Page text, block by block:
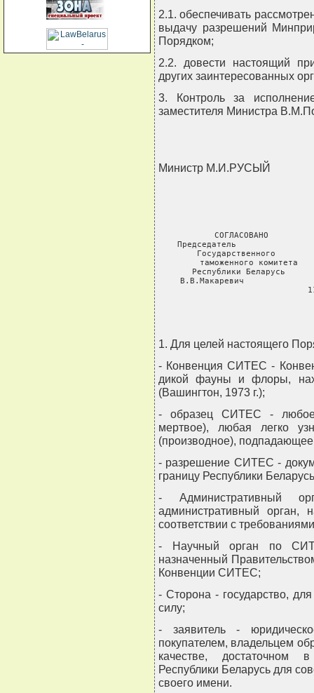
2.1. обеспечивать
выдачу разрешений
Порядком;
2.2. довести настоящий
других заинтересованных
3. Контроль за
заместителя Министра
Министр М.И.РУСЫЙ
СОГЛАСОВАНО
Председатель
Государственного
таможенного
Республики Беларусь
В.В.Макаревич
1. Для целей настоящего
- Конвенция СИТЕС -
дикой фауны и флоры,
(Вашингтон, 1973 г.);
- образец СИТЕС - любое
мертвое), любая легко
(производное),
- разрешение СИТЕС -
границу Республики
- Административный
административный орган,
соответствии с
- Научный орган по
назначенный
Конвенции СИТЕС;
- Сторона - государство,
силу;
- заявитель -
покупателем, владельцем
качестве, достаточном
Республики Беларусь для
своего имени.